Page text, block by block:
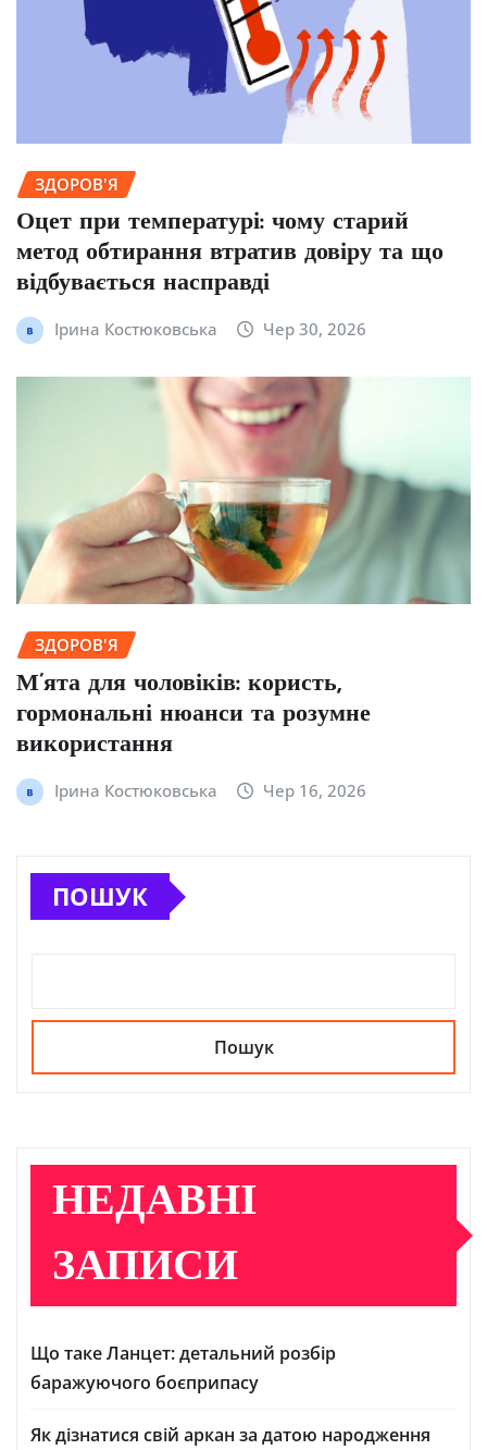
ЗДОРОВ'Я
Оцет при температурі: чому старий
метод обтирання втратив довіру та що
відбувається насправді
Ірина Костюковська Чер 30, 2026
ЗДОРОВ'Я
М’ята для чоловіків: користь,
гормональні нюанси та розумне
використання
Ірина Костюковська Чер 16, 2026
ПОШУК
Пошук
НЕДАВНІ
ЗАПИСИ
Що таке Ланцет: детальний розбір
баражуючого боєприпасу
Як дізнатися свій аркан за датою народження